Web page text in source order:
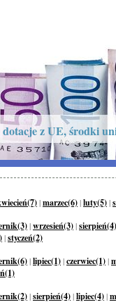
z UE, środki
|marzec(6)|luty(5)|
|wrzesień(3)|sierpień(4)
|styczeń(2)
|lipiec(1)|czerwiec(1)|
|sierpień(4)|lipiec(4)|